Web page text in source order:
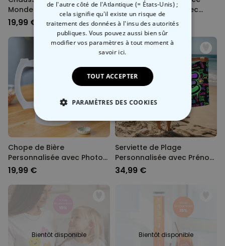
Monde personnalisées
avec texte
19,99 €
Coupe du Monde avec
Texte
34,99 €
Chope de Bière
Personnalisée avec Photo
et Nom
19,99 €
Serviette de Plage
Personnalisée avec Prénom
Graffiti
34,99 €
Bientôt disponible Bientôt disponible
de l'autre côté de l'Atlantique (= États-Unis) ;
cela signifie qu'il existe un risque de
traitement des données à l'insu des autorités
publiques. Vous pouvez aussi bien sûr
modifier vos paramètres à tout momentà
savoir ici.
TOUT ACCEPTER
PARAMÈTRES DES COOKIES
STRICTEMENT NÉCESSAIRE
PERFORMANCE
COMMERCIALISATION